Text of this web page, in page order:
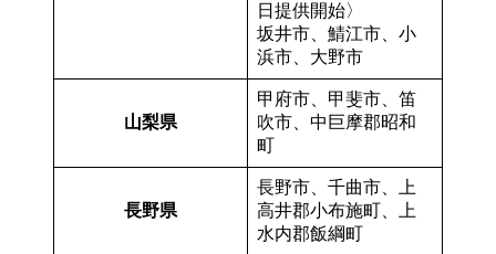
日提供開始〉
坂井市、鯖江市、小
浜市、大野市
山梨県
甲府市、甲斐市、笛
吹市、中巨摩郡昭和
町
長野県
長野市、千曲市、上
高井郡小布施町、上
水内郡飯綱町